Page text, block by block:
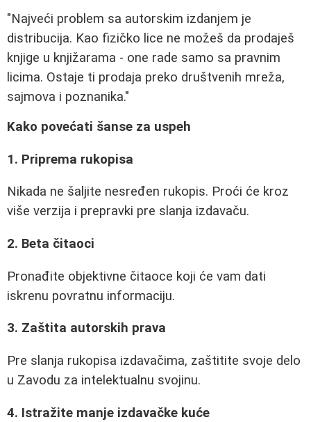
"Najveći problem sa autorskim izdanjem je
distribucija. Kao fizičko lice ne možeš da prodaješ
knjige u knjižarama - one rade samo sa pravnim
licima. Ostaje ti prodaja preko društvenih mreža,
sajmova i poznanika."
Kako povećati šanse za uspeh
1. Priprema rukopisa
Nikada ne šaljite nesređen rukopis. Proći će kroz
više verzija i prepravki pre slanja izdavaču.
2. Beta čitaoci
Pronađite objektivne čitaoce koji će vam dati
iskrenu povratnu informaciju.
3. Zaštita autorskih prava
Pre slanja rukopisa izdavačima, zaštitite svoje delo
u Zavodu za intelektualnu svojinu.
4. Istražite manje izdavačke kuće